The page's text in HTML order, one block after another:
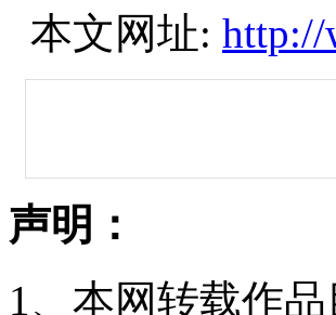
本文网址: http://
声明：
1、本网转载作